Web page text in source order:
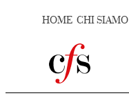
HOME CHI SIAMO